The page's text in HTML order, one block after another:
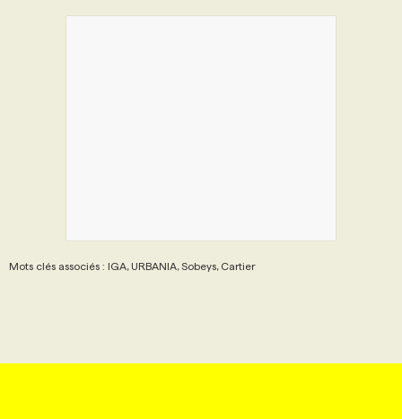
Mots clés associés : IGA, URBANIA, Sobeys, Cartier